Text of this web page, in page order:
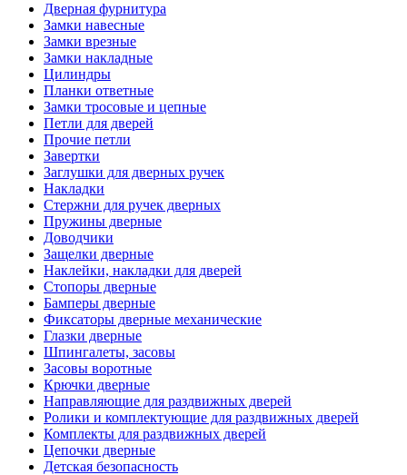
Дверная фурнитура
Замки навесные
Замки врезные
Замки накладные
Цилиндры
Планки ответные
Замки тросовые и цепные
Петли для дверей
Прочие петли
Завертки
Заглушки для дверных ручек
Накладки
Стержни для ручек дверных
Пружины дверные
Доводчики
Защелки дверные
Наклейки, накладки для дверей
Стопоры дверные
Бамперы дверные
Фиксаторы дверные механические
Глазки дверные
Шпингалеты, засовы
Засовы воротные
Крючки дверные
Направляющие для раздвижных дверей
Ролики и комплектующие для раздвижных дверей
Комплекты для раздвижных дверей
Цепочки дверные
Детская безопасность